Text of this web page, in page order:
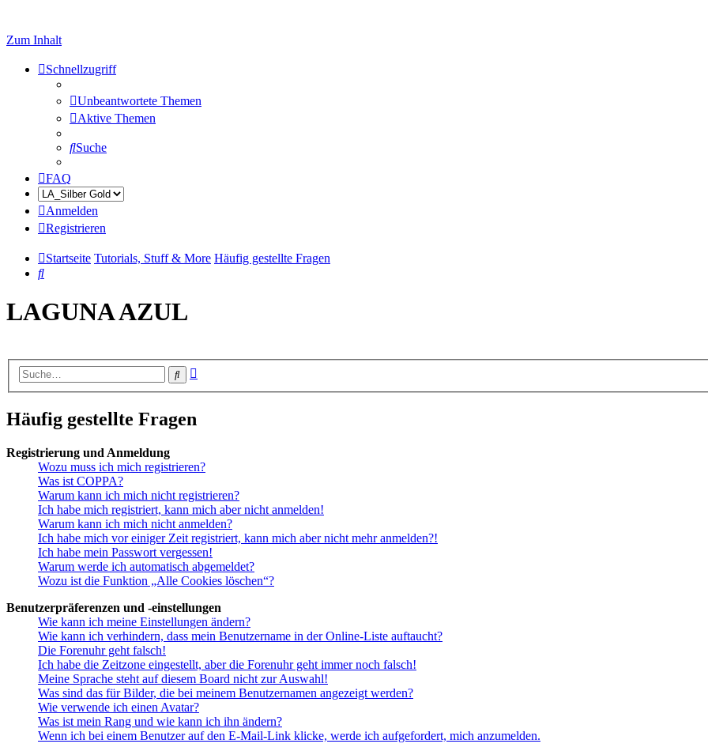
Zum Inhalt
Schnellzugriff
Unbeantwortete Themen
Aktive Themen
Suche
FAQ
Anmelden
Registrieren
Startseite Tutorials, Stuff & More Häufig gestellte Fragen
Suche
LAGUNA AZUL
Suche
Häufig gestellte Fragen
Registrierung und Anmeldung
Wozu muss ich mich registrieren?
Was ist COPPA?
Warum kann ich mich nicht registrieren?
Ich habe mich registriert, kann mich aber nicht anmelden!
Warum kann ich mich nicht anmelden?
Ich habe mich vor einiger Zeit registriert, kann mich aber nicht mehr anmelden?!
Ich habe mein Passwort vergessen!
Warum werde ich automatisch abgemeldet?
Wozu ist die Funktion „Alle Cookies löschen“?
Benutzerpräferenzen und -einstellungen
Wie kann ich meine Einstellungen ändern?
Wie kann ich verhindern, dass mein Benutzername in der Online-Liste auftaucht?
Die Forenuhr geht falsch!
Ich habe die Zeitzone eingestellt, aber die Forenuhr geht immer noch falsch!
Meine Sprache steht auf diesem Board nicht zur Auswahl!
Was sind das für Bilder, die bei meinem Benutzernamen angezeigt werden?
Wie verwende ich einen Avatar?
Was ist mein Rang und wie kann ich ihn ändern?
Wenn ich bei einem Benutzer auf den E-Mail-Link klicke, werde ich aufgefordert, mich anzumelden.